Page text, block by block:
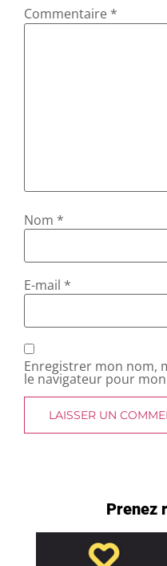
Commentaire *
Nom *
E-mail *
Enregistrer mon nom,
le navigateur pour
Prenez